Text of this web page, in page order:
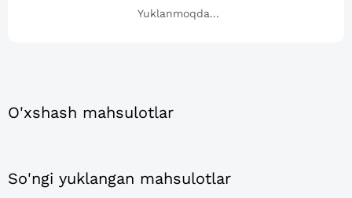
Yuklanmoqda...
O'xshash mahsulotlar
So'ngi yuklangan mahsulotlar